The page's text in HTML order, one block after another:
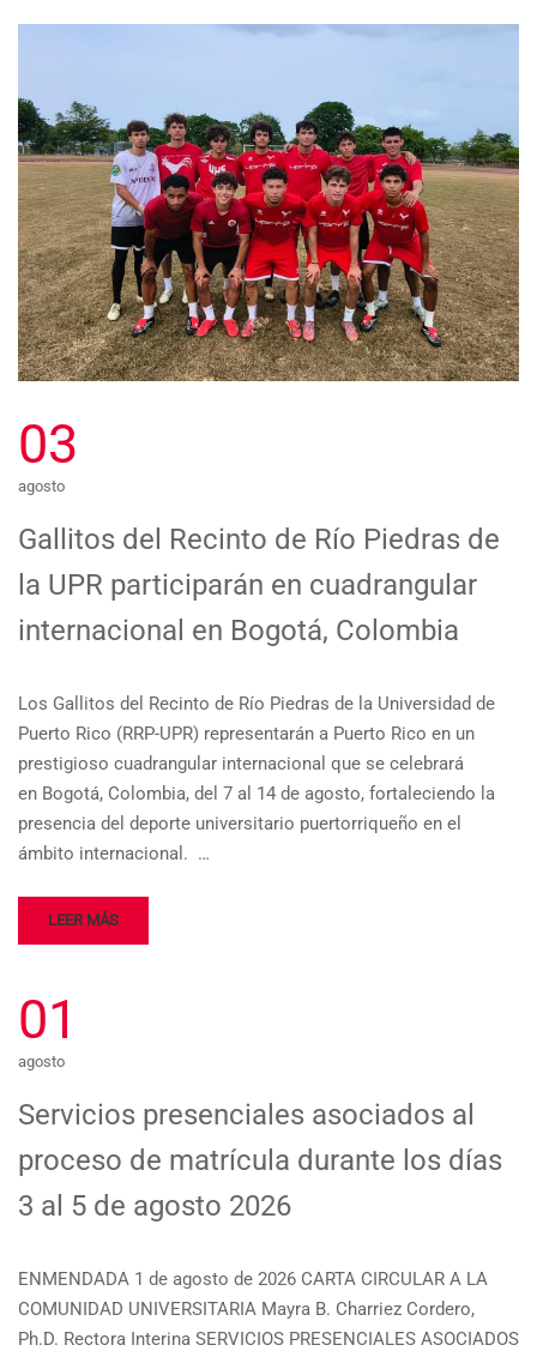
03
agosto
Gallitos del Recinto de Río Piedras de
la UPR participarán en cuadrangular
internacional en Bogotá, Colombia
Los Gallitos del Recinto de Río Piedras de la Universidad de
Puerto Rico (RRP-UPR) representarán a Puerto Rico en un
prestigioso cuadrangular internacional que se celebrará
en Bogotá, Colombia, del 7 al 14 de agosto, fortaleciendo la
presencia del deporte universitario puertorriqueño en el
ámbito internacional. …
LEER MÁS
01
agosto
Servicios presenciales asociados al
proceso de matrícula durante los días
3 al 5 de agosto 2026
ENMENDADA 1 de agosto de 2026 CARTA CIRCULAR A LA
COMUNIDAD UNIVERSITARIA Mayra B. Charriez Cordero,
Ph.D. Rectora Interina SERVICIOS PRESENCIALES ASOCIADOS